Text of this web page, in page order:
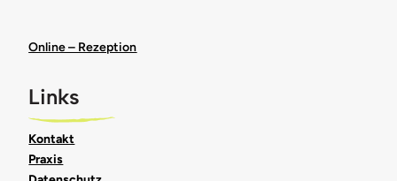
Online – Rezeption
Links
Kontakt
Praxis